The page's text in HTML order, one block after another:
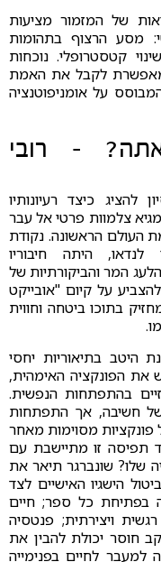
של המזמור מציעות
מסע הרצוף בתהומות
קטסטרופלי. נוכחות
לקבל את האמת
על אומניפוטנציה
- רובי
להציג כיצד רעיונותיו
צלמוות פרטי אל עבר
העולם הראשונה. נקודת
היתה חיבוריו
המר והביקורתיות של
על קיום "אובייקט
בתוכו ביטחה וחווית
היטב בתיאוריות יחסי
את הפונקציה האימהית,
בהתפתחות הנפשית.
של חשיבה, אך התפתחות
מסוימות מאחר
תפיסה זו מתיישבת עם
שלו? שונברגר תיאר את
הישגיו האישיים לצד
בפתיחת כל ספר; חיים
ויצירתית; פנטסיה
חוסר יכולת להבין את
למעבר לחיים בפנימייה